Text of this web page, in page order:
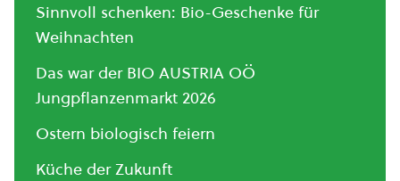
Sinnvoll schenken: Bio-Geschenke für
Weihnachten
Das war der BIO AUSTRIA OÖ
Jungpflanzenmarkt 2026
Ostern biologisch feiern
Küche der Zukunft